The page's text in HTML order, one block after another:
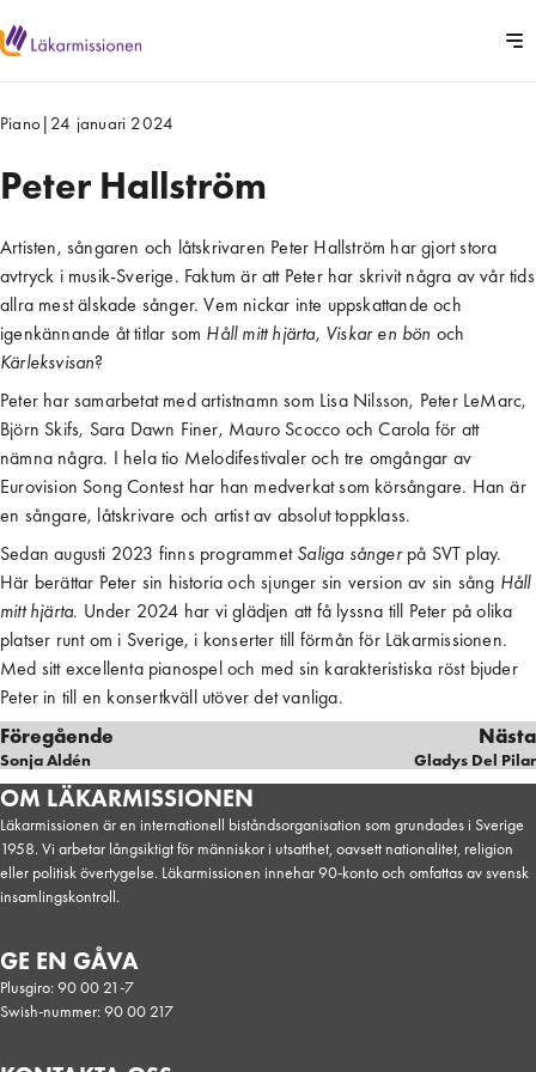
Piano| 24 januari 2024
Peter Hallström
Artisten, sångaren och låtskrivaren Peter Hallström har gjort stora
avtryck i musik-Sverige. Faktum är att Peter har skrivit några av vår tids
allra mest älskade sånger. Vem nickar inte uppskattande och
igenkännande åt titlar som Håll mitt hjärta, Viskar en bön och
Kärleksvisan?
Peter har samarbetat med artistnamn som Lisa Nilsson, Peter LeMarc,
Björn Skifs, Sara Dawn Finer, Mauro Scocco och Carola för att
nämna några. I hela tio Melodifestivaler och tre omgångar av
Eurovision Song Contest har han medverkat som körsångare. Han är
en sångare, låtskrivare och artist av absolut toppklass.
Sedan augusti 2023 finns programmetSaliga sångerpå SVT play.
Här berättar Peter sin historia och sjunger sin version av sin sång Håll
mitt hjärta. Under 2024 har vi glädjen att få lyssna till Peter på olika
platser runt om i Sverige, i konserter till förmån för Läkarmissionen.
Med sitt excellenta pianospel och med sin karakteristiska röst bjuder
Peter in till en konsertkväll utöver det vanliga.
Föregående
Sonja Aldén
Nästa
Gladys Del Pilar
OM LÄKARMISSIONEN
Läkarmissionen är en internationell biståndsorganisation som grundades i Sverige
1958. Vi arbetar långsiktigt för människor i utsatthet, oavsett nationalitet, religion
eller politisk övertygelse. Läkarmissionen innehar 90-konto och omfattas av svensk
insamlingskontroll.
GE EN GÅVA
Plusgiro: 90 00 21-7
Swish-nummer: 90 00 217